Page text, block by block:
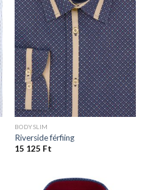
BODYSLIM
Riverside férfiing
15 125 Ft